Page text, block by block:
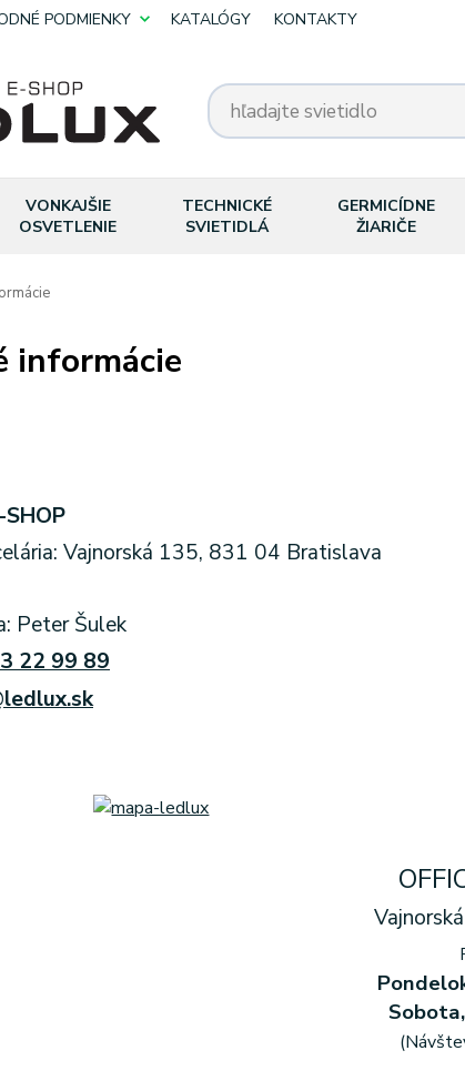
PODMIENKY KATALÓGY KONTAKTY
VONKAJŠIE
OSVETLENIE
TECHNICKÉ
SVIETIDLÁ
GERMICÍDNE
ŽIARIČE
informácie
SHOP
Vajnorská 135, 831 04 Bratislava
Peter Šulek
22 99 89